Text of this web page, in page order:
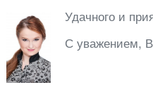
Удачного и
С уважением,